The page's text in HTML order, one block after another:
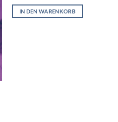
IN DEN WARENKORB